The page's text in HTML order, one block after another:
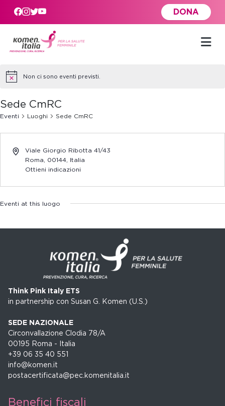
Skip to main content
DONA
Non ci sono eventi previsti.
Sede CmRC
Eventi Luoghi Sede CmRC
Viale Giorgio Ribotta 41/43
Roma, 00144, Italia
Ottieni indicazioni
Eventi at this luogo
Think Pink Italy ETS
in partnership con Susan G. Komen (U.S.)
SEDE NAZIONALE
Circonvallazione Clodia 78/A
00195 Roma - Italia
+39 06 35 40 551
info@komen.it
postacertificata@pec.komenitalia.it
Benefici fiscali